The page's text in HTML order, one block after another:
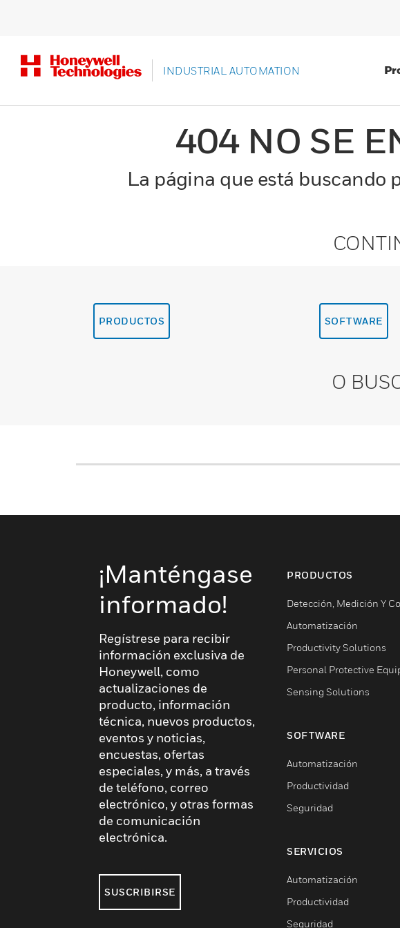
INDUSTRIAL AUTOMATION
404 NO SE
La página que está buscando
PRODUCTOS SOFTWARE
O
¡Manténgase
informado!
Regístrese para recibir
información exclusiva de
Honeywell, como
actualizaciones de
producto, información
técnica, nuevos productos,
eventos y noticias,
encuestas, ofertas
especiales, y más, a través
de teléfono, correo
electrónico, y otras formas
de comunicación
electrónica.
SUSCRIBIRSE
PRODUCTOS
Detección, Medición Y
Automatización
Productivity Solutions
Personal Protective
Sensing Solutions
SOFTWARE
Automatización
Productividad
Seguridad
SERVICIOS
Automatización
Productividad
Seguridad